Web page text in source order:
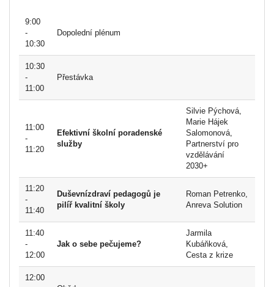
9:00
-
10:30
Dopolední plénum
10:30
-
11:00
Přestávka
11:00
-
11:20
Efektivní školní poradenské
služby
Silvie Pýchová,
Marie Hájek
Salomonová,
Partnerství pro
vzdělávání
2030+
11:20
-
11:40
Duševnízdraví pedagogů je
pilíř kvalitní školy
Roman Petrenko,
Anreva Solution
11:40
-
12:00
Jak o sebe pečujeme?
Jarmila
Kubáňková,
Cesta z krize
12:00